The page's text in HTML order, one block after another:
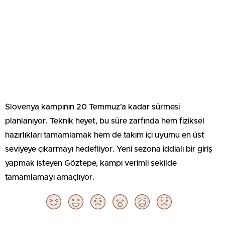
Slovenya kampının 20 Temmuz’a kadar sürmesi
planlanıyor. Teknik heyet, bu süre zarfında hem fiziksel
hazırlıkları tamamlamak hem de takım içi uyumu en üst
seviyeye çıkarmayı hedefliyor. Yeni sezona iddialı bir giriş
yapmak isteyen Göztepe, kampı verimli şekilde
tamamlamayı amaçlıyor.